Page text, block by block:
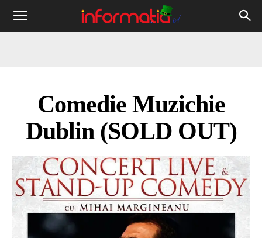
Informația
Comedie Muzichie
Dublin (SOLD OUT)